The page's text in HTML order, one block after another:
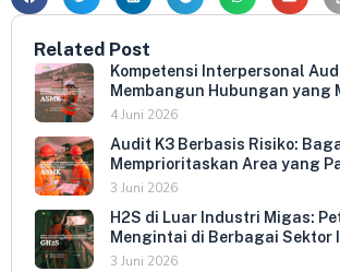
Related Post
Kompetensi Interpersonal
Membangun Hubungan yang
Keterbukaan dan Kepatuhan
4 Juni 2026
Audit K3 Berbasis Risiko:
Memprioritaskan Area yang
Menentukan Kepatuhan
3 Juni 2026
H2S di Luar Industri Migas:
Mengintai di Berbagai Sektor
Indonesia
3 Juni 2026